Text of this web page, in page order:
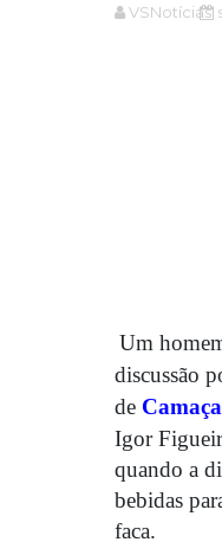
VSNotícias
Um
discussão
de
Igor
quando a
bebidas
faca.